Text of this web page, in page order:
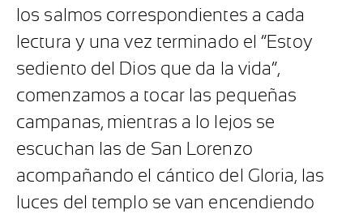
los salmos correspondientes a cada
lectura y una vez terminado el “Estoy
sediento del Dios que da la vida”,
comenzamos a tocar las pequeñas
campanas, mientras a lo lejos se
escuchan las de San Lorenzo
acompañando el cántico del Gloria, las
luces del templo se van encendiendo